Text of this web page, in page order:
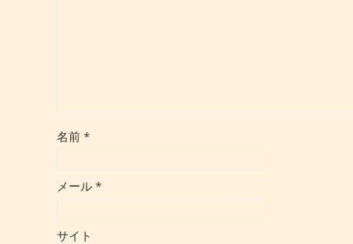
名前 *
メール *
サイト